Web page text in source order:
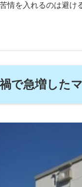
情を入れるのは避け
で急増した